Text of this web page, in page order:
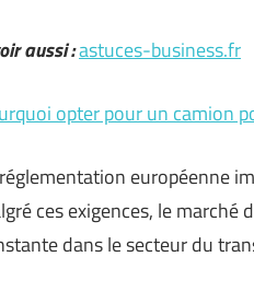
aussi :astuces-business.fr
opter pour un camion
européenne
ces exigences, le marché
dans le secteur du